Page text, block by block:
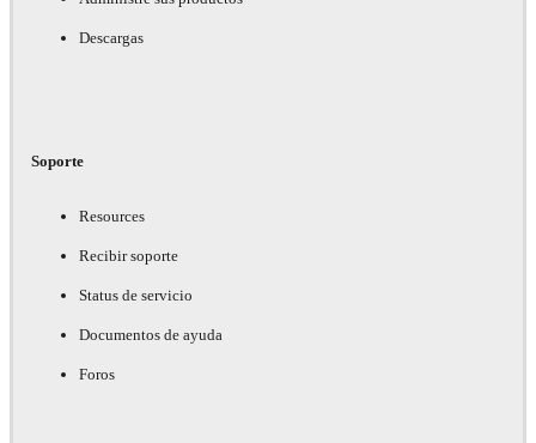
Descargas
Soporte
Resources
Recibir soporte
Status de servicio
Documentos de ayuda
Foros